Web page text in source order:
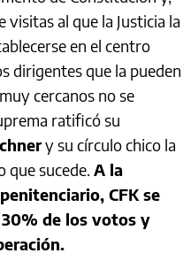
al que la Justicia la
en el centro
dirigentes que la pueden
cercanos no se
ratificó su
y su círculo chico la
que sucede. A la
CFK se
de los votos y